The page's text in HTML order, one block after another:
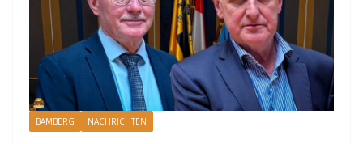
BAMBERG NACHRICHTEN